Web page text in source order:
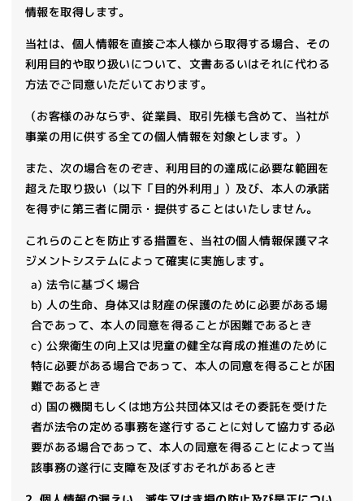
情報を取得します。
当社は、個人情報を直接ご本人様から取得する場合、その
利用目的や取り扱いについて、文書あるいはそれに代わる
方法でご同意いただいております。
（お客様のみならず、従業員、取引先様も含めて、当社が
事業の用に供する全ての個人情報を対象とします。）
また、次の場合をのぞき、利用目的の達成に必要な範囲を
超えた取り扱い（以下「目的外利用」）及び、本人の承諾
を得ずに第三者に開示・提供することはいたしません。
これらのことを防止する措置を、当社の個人情報保護マネ
ジメントシステムによって確実に実施します。
a) 法令に基づく場合
b) 人の生命、身体又は財産の保護のために必要がある場
合であって、本人の同意を得ることが困難であるとき
c) 公衆衛生の向上又は児童の健全な育成の推進のために
特に必要がある場合であって、本人の同意を得ることが困
難であるとき
d) 国の機関もしくは地方公共団体又はその委託を受けた
者が法令の定める事務を遂行することに対して協力する必
要がある場合であって、本人の同意を得ることによって当
該事務の遂行に支障を及ぼすおそれがあるとき